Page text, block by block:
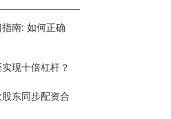
南: 如何正确
现十倍杠杆？
东同步配资合